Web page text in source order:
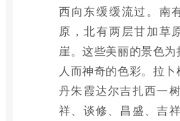
西向东缓缓流过。南
原，北有两层甘加草
崖。这些美丽的景色
人而神奇的色彩。拉
丹朱霞达尔吉扎西一
祥、谈修、昌盛、吉